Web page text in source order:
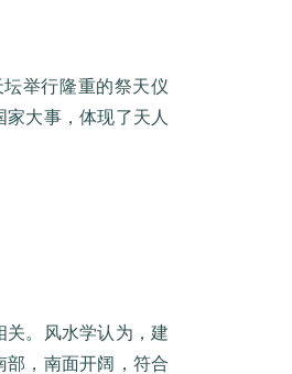
举行隆重的祭天仪
大事，体现了天人
关。风水学认为，建
部，南面开阔，符合